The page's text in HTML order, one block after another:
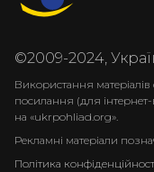
©2009-2024,
Використання
посилання (для
на «ukrpohliad.org».
Рекламні матеріали
Політика